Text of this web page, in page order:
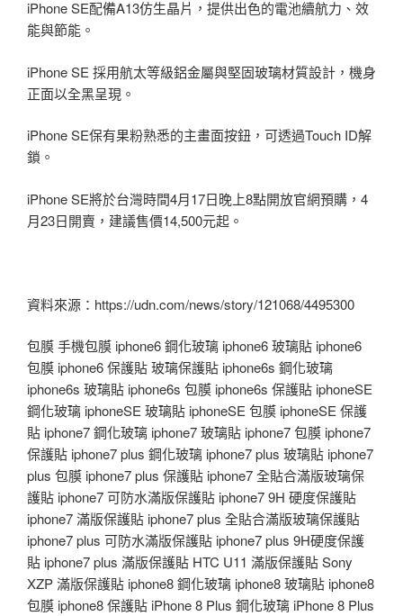
iPhone SE配備A13仿生晶片，提供出色的電池續航力、效
能與節能。
iPhone SE 採用航太等級鋁金屬與堅固玻璃材質設計，機身
正面以全黑呈現。
iPhone SE保有果粉熟悉的主畫面按鈕，可透過Touch ID解
鎖。
iPhone SE將於台灣時間4月17日晚上8點開放官網預購，4
月23日開賣，建議售價14,500元起。
資料來源：https://udn.com/news/story/121068/4495300
包膜 手機包膜 iphone6 鋼化玻璃 iphone6 玻璃貼 iphone6
包膜 iphone6 保護貼 玻璃保護貼 iphone6s 鋼化玻璃
iphone6s 玻璃貼 iphone6s 包膜 iphone6s 保護貼 iphoneSE
鋼化玻璃 iphoneSE 玻璃貼 iphoneSE 包膜 iphoneSE 保護
貼 iphone7 鋼化玻璃 iphone7 玻璃貼 iphone7 包膜 iphone7
保護貼 iphone7 plus 鋼化玻璃 iphone7 plus 玻璃貼 iphone7
plus 包膜 iphone7 plus 保護貼 iphone7 全貼合滿版玻璃保
護貼 iphone7 可防水滿版保護貼 iphone7 9H 硬度保護貼
iphone7 滿版保護貼 iphone7 plus 全貼合滿版玻璃保護貼
iphone7 plus 可防水滿版保護貼 iphone7 plus 9H硬度保護
貼 iphone7 plus 滿版保護貼 HTC U11 滿版保護貼 Sony
XZP 滿版保護貼 iphone8 鋼化玻璃 iphone8 玻璃貼 iphone8
包膜 iphone8 保護貼 iPhone 8 Plus 鋼化玻璃 iPhone 8 Plus